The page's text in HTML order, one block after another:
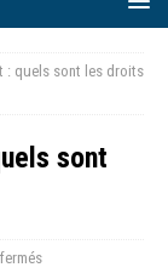
: quels sont les droits
sont